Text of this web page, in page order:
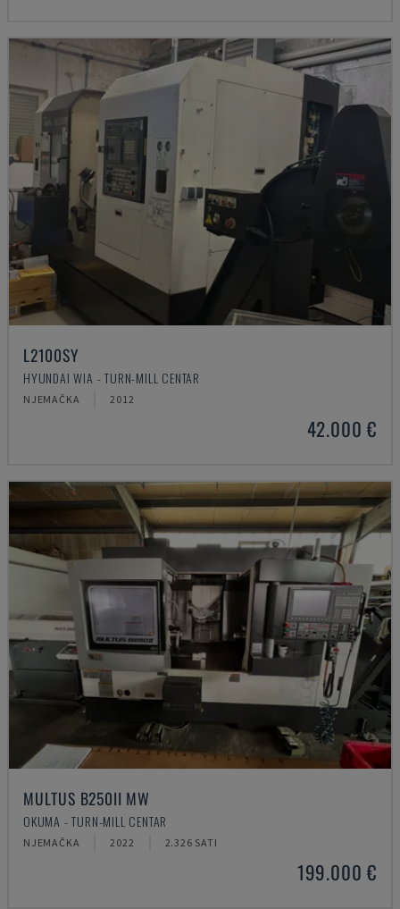
L2100SY
HYUNDAI WIA - TURN-MILL CENTAR
NJEMAČKA 2012
42.000 €
MULTUS B250II MW
OKUMA - TURN-MILL CENTAR
NJEMAČKA 2022 2.326 SATI
199.000 €